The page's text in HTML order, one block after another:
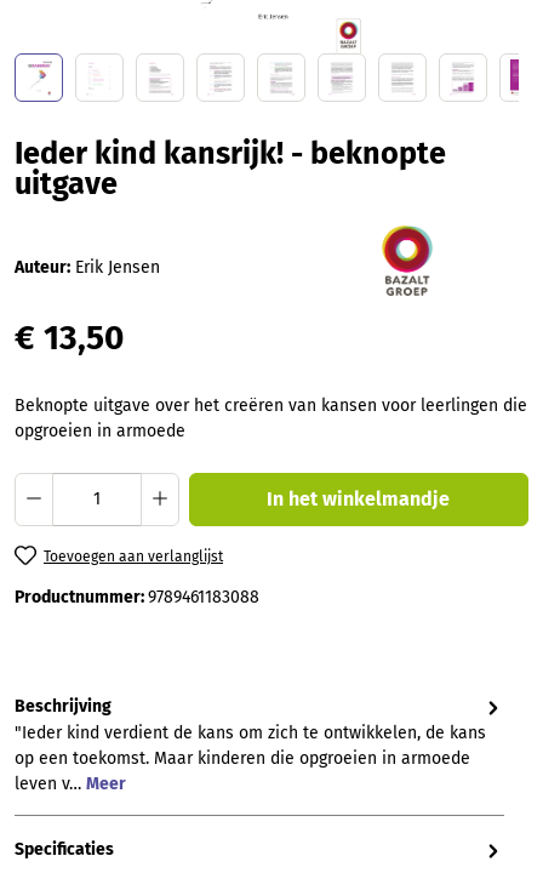
Ieder kind kansrijk! - beknopte
uitgave
Auteur: Erik Jensen
€ 13,50
Beknopte uitgave over het creëren van kansen voor leerlingen die
opgroeien in armoede
Producthoeveelheid: Voer de gewenste
In het winkelmandje
Toevoegen aan verlanglijst
Productnummer:9789461183088
Beschrijving
"Ieder kind verdient de kans om zich te ontwikkelen, de kans
op een toekomst. Maar kinderen die opgroeien in armoede
leven v… Meer
Specificaties